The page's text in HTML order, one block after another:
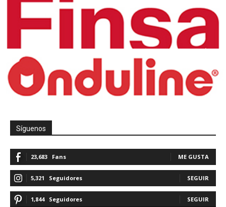
Síguenos
23,683 Fans ME GUSTA
5,321 Seguidores SEGUIR
1,844 Seguidores SEGUIR